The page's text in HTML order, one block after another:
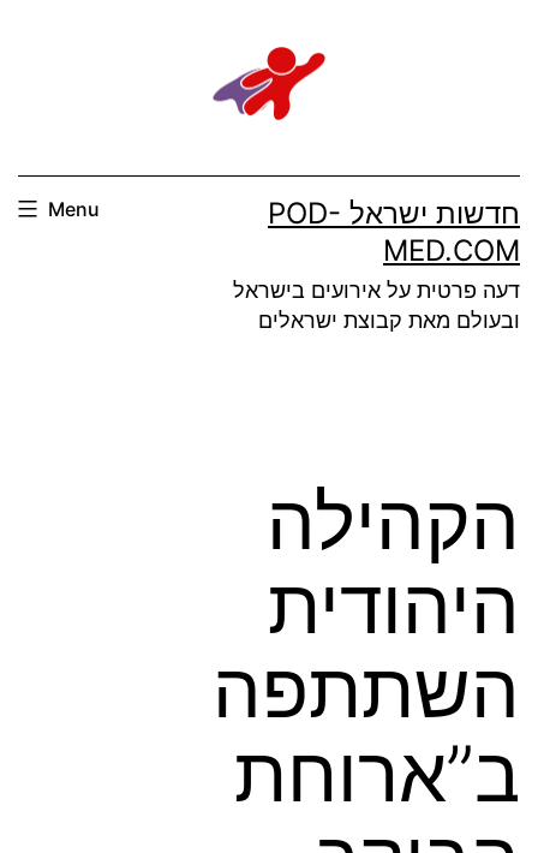
חדשות ישראל POD-
MED.COM
דעה פרטית על אירועים בישראל
ובעולם מאת קבוצת ישראלים
Menu
הקהילה
היהודית
השתתפה
ב”ארוחת